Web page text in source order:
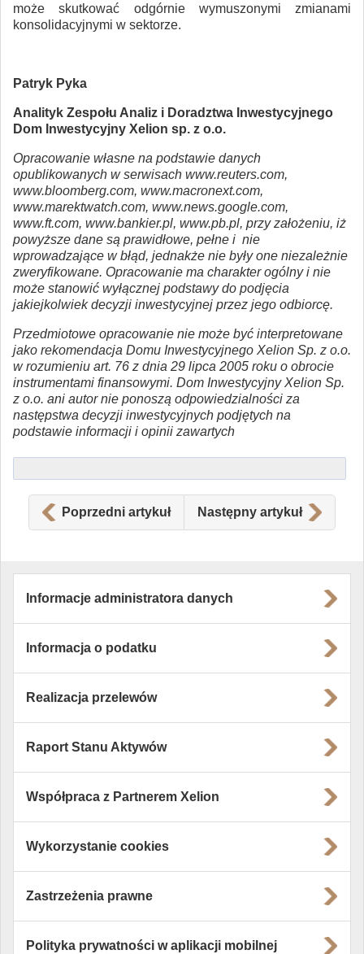
może skutkować odgórnie wymuszonymi zmianami
konsolidacyjnymi w sektorze.
Patryk Pyka
Analityk Zespołu Analiz i Doradztwa Inwestycyjnego
Dom Inwestycyjny Xelion sp. z o.o.
Opracowanie własne na podstawie danych
opublikowanych w serwisach www.reuters.com,
www.bloomberg.com, www.macronext.com,
www.marektwatch.com, www.news.google.com,
www.ft.com, www.bankier.pl, www.pb.pl, przy założeniu, iż
powyższe dane są prawidłowe, pełne i nie
wprowadzające w błąd, jednakże nie były one niezależnie
zweryfikowane. Opracowanie ma charakter ogólny i nie
może stanowić wyłącznej podstawy do podjęcia
jakiejkolwiek decyzji inwestycyjnej przez jego odbiorcę.
Przedmiotowe opracowanie nie może być interpretowane
jako rekomendacja Domu Inwestycyjnego Xelion Sp. z o.o.
w rozumieniu art. 76 z dnia 29 lipca 2005 roku o obrocie
instrumentami finansowymi. Dom Inwestycyjny Xelion Sp.
z o.o. ani autor nie ponoszą odpowiedzialności za
następstwa decyzji inwestycyjnych podjętych na
podstawie informacji i opinii zawartych
Poprzedni artykuł Następny artykuł
Informacje administratora danych
Informacja o podatku
Realizacja przelewów
Raport Stanu Aktywów
Współpraca z Partnerem Xelion
Wykorzystanie cookies
Zastrzeżenia prawne
Polityka prywatności w aplikacji mobilnej